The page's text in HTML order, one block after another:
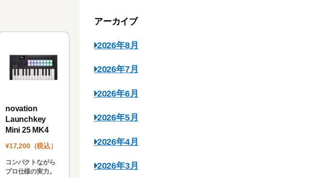
novation
Launchkey
Mini 25 MK4
¥17,200（税込）
コンパクトながら
プロ仕様の実力。
アーカイブ
2026年8月
2026年7月
2026年6月
2026年5月
2026年4月
2026年3月